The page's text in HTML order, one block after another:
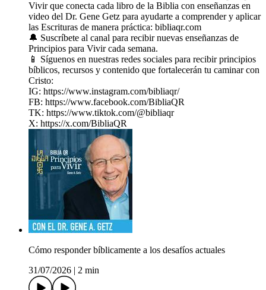
Vivir que conecta cada libro de la Biblia con enseñanzas en
video del Dr. Gene Getz para ayudarte a comprender y aplicar
las Escrituras de manera práctica: bibliaqr.com
🔔 Suscríbete al canal para recibir nuevas enseñanzas de
Principios para Vivir cada semana.
📱 Síguenos en nuestras redes sociales para recibir principios
bíblicos, recursos y contenido que fortalecerán tu caminar con
Cristo:
IG: https://www.instagram.com/bibliaqr/
FB: https://www.facebook.com/BibliaQR
TK: https://www.tiktok.com/@bibliaqr
X: https://x.com/BibliaQR
Cómo responder bíblicamente a los desafíos actuales
31/07/2026
2 min